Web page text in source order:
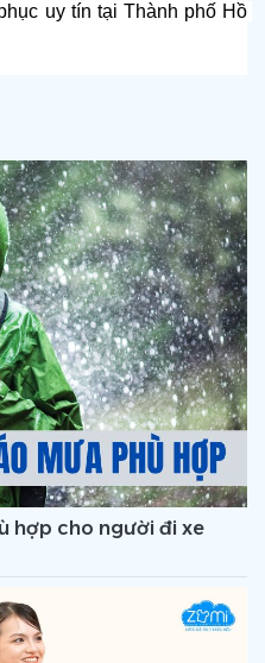
hợp cho người đi xe
uy tín tại Thành phố Hồ